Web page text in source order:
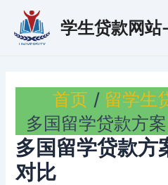
学生贷款网站
首页
留学生
多国留学贷款方
多国留学贷款方
对比